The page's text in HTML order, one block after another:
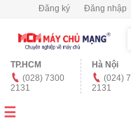
Đăng ký Đăng nhập
TP.HCM
(028) 7300
2131
Hà Nội
(024)
2131